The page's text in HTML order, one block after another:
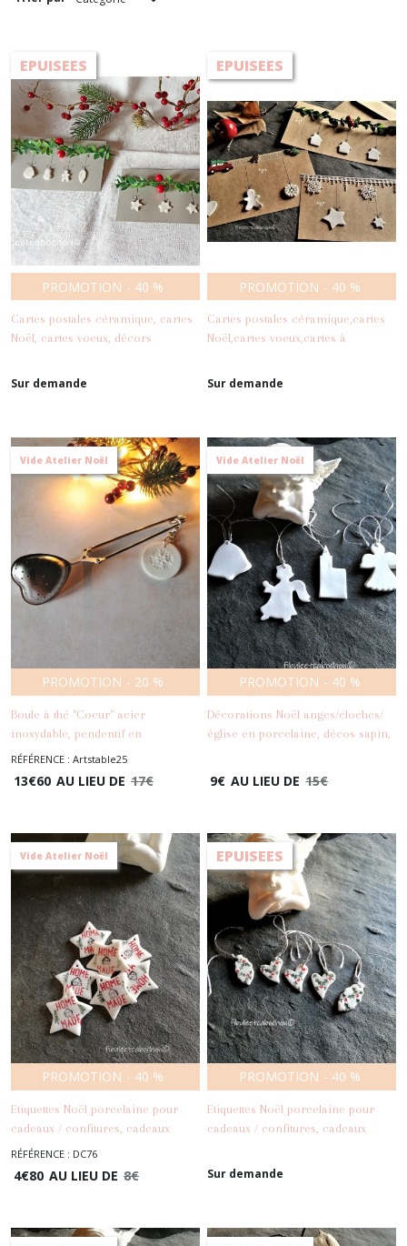
EPUISEES
PROMOTION - 40 %
Cartes postales céramique, cartes
Noël, cartes voeux, décors
Sur demande
EPUISEES
PROMOTION - 40 %
Cartes postales céramique,cartes
Noël,cartes voeux,cartes à
poétiques
Papeterie
Sur demande
Vide Atelier Noël
PROMOTION - 20 %
Boule à thé "Coeur" acier
inoxydable, pendentif en
céramique, arts de la table, cadeau
RÉFÉRENCE : Artstable25
13€60 AU LIEU DE 17€
Vide Atelier Noël
PROMOTION - 40 %
Décorations Noël anges/cloches/
église en porcelaine, décos sapin,
9€ AU LIEU DE 15€
Vide Atelier Noël
PROMOTION - 40 %
Etiquettes Noël porcelaine pour
cadeaux / confitures, cadeaux
invités étoiles "homemade"
RÉFÉRENCE : DC76
4€80 AU LIEU DE 8€
EPUISEES
PROMOTION - 40 %
Etiquettes Noël porcelaine pour
cadeaux / confitures, cadeaux
Sur demande
(5)
Afficher
les
résultats